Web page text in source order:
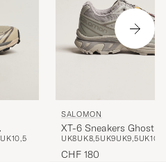
UK10,5
SALOMON
XT-6 Sneakers Ghost
UK8UK8,5UK9UK9,5UK10
CHF 180